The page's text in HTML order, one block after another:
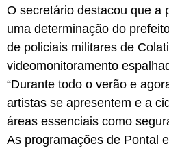
O secretário destacou que a
uma determinação do
de policiais militares de
videomonitoramento
“Durante todo o verão e
artistas se apresentem e a
áreas essenciais como
As programações de Pontal